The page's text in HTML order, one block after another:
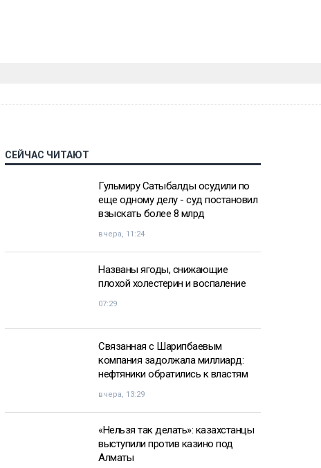
СЕЙЧАС ЧИТАЮТ
Гульмиру Сатыбалды осудили по
еще одному делу - суд постановил
взыскать более 8 млрд
вчера, 11:24
Названы ягоды, снижающие
плохой холестерин и воспаление
07:29
Связанная с Шарипбаевым
компания задолжала миллиард:
нефтяники обратились к властям
вчера, 13:29
«Нельзя так делать»: казахстанцы
выступили против казино под
Алматы